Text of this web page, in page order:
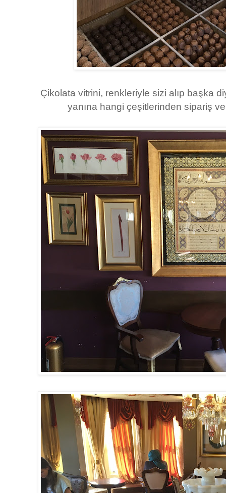
Çikolata vitrini, renkleriyle sizi alıp başka
yanına hangi çeşitlerinden sipariş